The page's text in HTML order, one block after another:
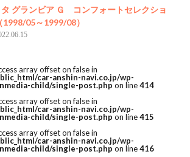
タ グランビア Ｇ コンフォートセレクショ
1998/05～1999/08）
array offset on false in
car-anshin-navi.co.jp/wp-
child/single-post.php on line414
array offset on false in
car-anshin-navi.co.jp/wp-
child/single-post.php on line415
array offset on false in
car-anshin-navi.co.jp/wp-
child/single-post.php on line416